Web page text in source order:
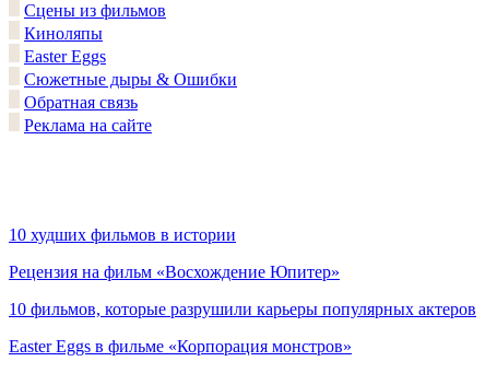
Сцены из фильмов
Киноляпы
Easter Eggs
Сюжетные дыры & Ошибки
Обратная связь
Реклама на сайте
10 худших фильмов в истории
Рецензия на фильм «Восхождение Юпитер»
10 фильмов, которые разрушили карьеры популярных актеров
Easter Eggs в фильме «Корпорация монстров»